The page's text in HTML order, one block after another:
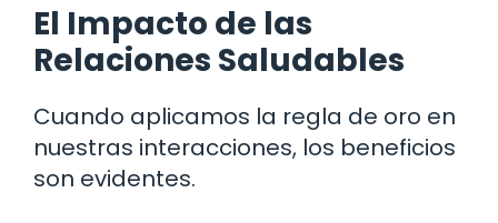
El Impacto de las
Relaciones Saludables
Cuando aplicamos la regla de oro en
nuestras interacciones, los beneficios
son evidentes.